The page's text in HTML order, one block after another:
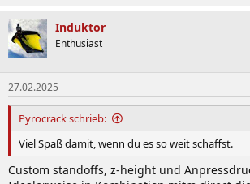
Induktor
Enthusiast
27.02.2025
Pyrocrack schrieb:
Viel Spaß damit, wenn du es so weit schaffst.
Custom standoffs, z-height und